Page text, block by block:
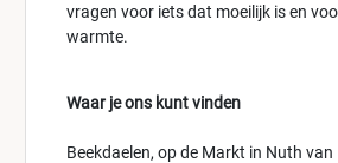
vragen voor iets dat moeilijk is en
warmte.
Waar je ons kunt vinden
Beekdaelen, op de Markt in Nuth